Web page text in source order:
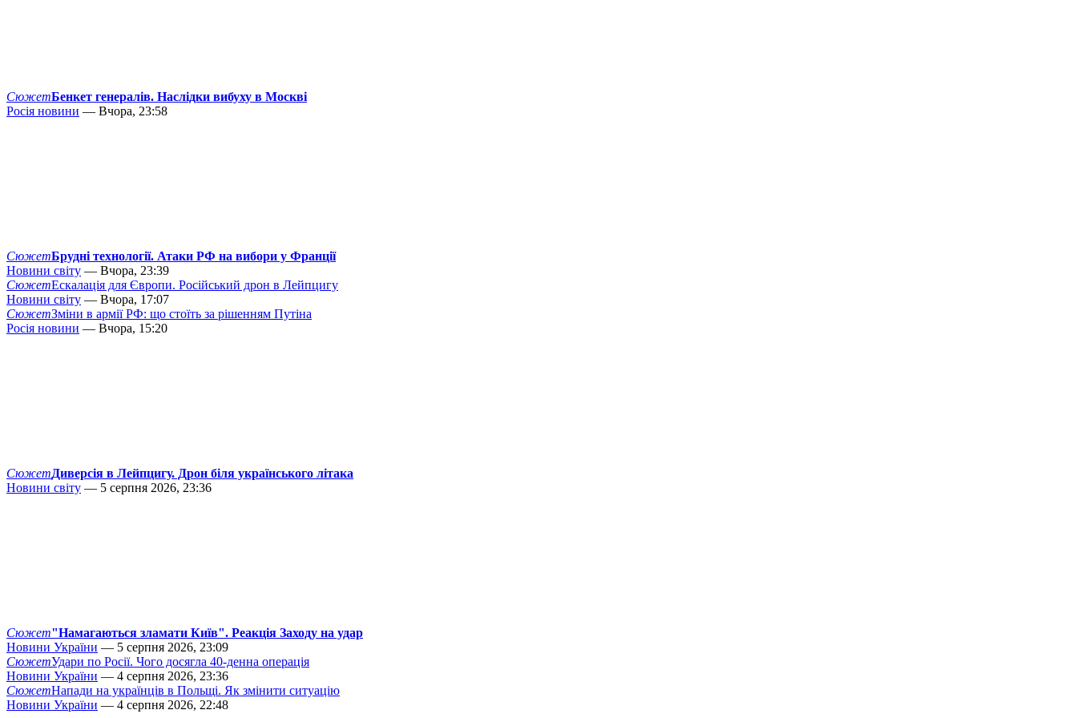
СюжетБенкет генералів. Наслідки вибуху в Москві
Росія новини — Вчора, 23:58
СюжетБрудні технології. Атаки РФ на вибори у Франції
Новини світу — Вчора, 23:39
СюжетЕскалація для Європи. Російський дрон в Лейпцигу
Новини світу — Вчора, 17:07
СюжетЗміни в армії РФ: що стоїть за рішенням Путіна
Росія новини — Вчора, 15:20
СюжетДиверсія в Лейпцигу. Дрон біля українського літака
Новини світу — 5 серпня 2026, 23:36
Сюжет"Намагаються зламати Київ". Реакція Заходу на удар
Новини України — 5 серпня 2026, 23:09
СюжетУдари по Росії. Чого досягла 40-денна операція
Новини України — 4 серпня 2026, 23:36
СюжетНапади на українців в Польщі. Як змінити ситуацію
Новини України — 4 серпня 2026, 22:48